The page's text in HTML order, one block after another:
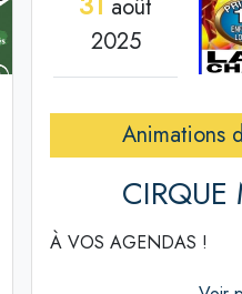
août
2025
Animations
CIRQUE
À VOS AGENDAS !